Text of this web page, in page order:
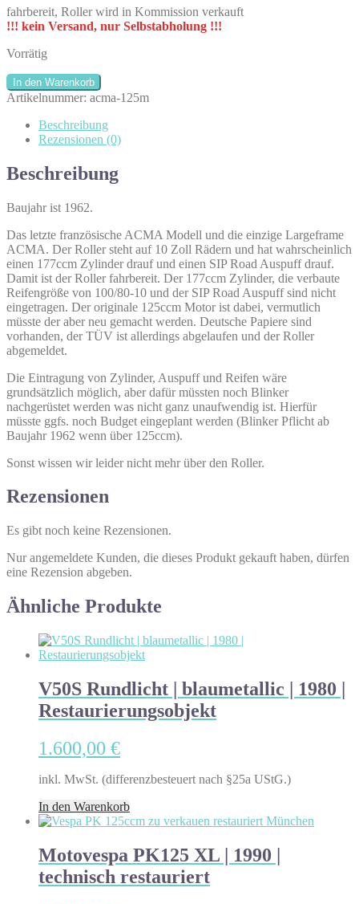
fahrbereit, Roller wird in Kommission verkauft
!!! kein Versand, nur Selbstabholung !!!
Vorrätig
ACMA
125M
1962
Menge
In den Warenkorb
Artikelnummer: acma-125m
Beschreibung
Rezensionen (0)
Beschreibung
Baujahr ist 1962.
Das letzte französische ACMA Modell und die einzige Largeframe
ACMA. Der Roller steht auf 10 Zoll Rädern und hat wahrscheinlich
einen 177ccm Zylinder drauf und einen SIP Road Auspuff drauf.
Damit ist der Roller fahrbereit. Der 177ccm Zylinder, die verbaute
Reifengröße von 100/80-10 und der SIP Road Auspuff sind nicht
eingetragen. Der originale 125ccm Motor ist dabei, vermutlich
müsste der aber neu gemacht werden. Deutsche Papiere sind
vorhanden, der TÜV ist allerdings abgelaufen und der Roller
abgemeldet.
Die Eintragung von Zylinder, Auspuff und Reifen wäre
grundsätzlich möglich, aber dafür müssten noch Blinker
nachgerüstet werden was nicht ganz unaufwendig ist. Hierfür
müsste ggfs. noch Budget eingeplant werden (Blinker Pflicht ab
Baujahr 1962 wenn über 125ccm).
Sonst wissen wir leider nicht mehr über den Roller.
Rezensionen
Es gibt noch keine Rezensionen.
Nur angemeldete Kunden, die dieses Produkt gekauft haben, dürfen
eine Rezension abgeben.
Ähnliche Produkte
V50S Rundlicht | blaumetallic | 1980 |
Restaurierungsobjekt
1.600,00 €
inkl. MwSt. (differenzbesteuert nach §25a UStG.)
In den Warenkorb
Motovespa PK125 XL | 1990 |
technisch restauriert